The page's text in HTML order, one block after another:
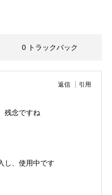
0 トラックバック
返信 引用
残念ですね
し、使用中です